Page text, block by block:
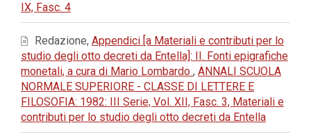
IX, Fasc. 4
Redazione, Appendici [a Materiali e contributi per lo
studio degli otto decreti da Entella]: II. Fonti epigrafiche
monetali, a cura di Mario Lombardo , ANNALI SCUOLA
NORMALE SUPERIORE - CLASSE DI LETTERE E
FILOSOFIA: 1982: III Serie, Vol. XII, Fasc. 3, Materiali e
contributi per lo studio degli otto decreti da Entella